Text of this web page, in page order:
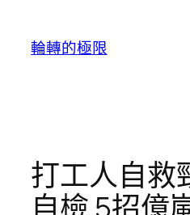
輪轉的極限
打工人自救